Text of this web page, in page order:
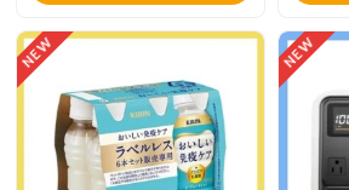
NEW NEW